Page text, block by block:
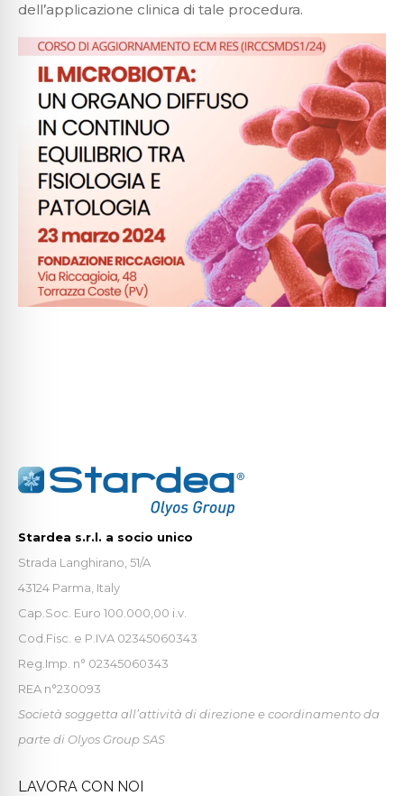
dell’applicazione clinica di tale procedura.
Stardea s.r.l. a socio unico
Strada Langhirano, 51/A
43124 Parma, Italy
Cap.Soc. Euro 100.000,00 i.v.
Cod.Fisc. e P.IVA 02345060343
Reg.Imp. n° 02345060343
REA n°230093
Società soggetta all’attività di direzione e coordinamento da
parte di Olyos Group SAS
LAVORA CON NOI